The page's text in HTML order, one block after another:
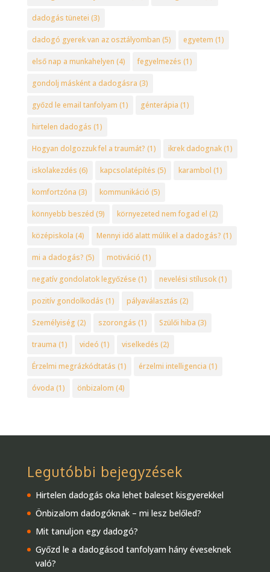
dadogás tünetei (3)
dadogó gyerek van az osztályomban (5) egyetem (1)
első nap a munkahelyen (4) fegyelmezés (1)
gondolj másként a dadogásra (3)
győzd le email tanfolyam (1) génterápia (1)
hirtelen dadogás (1)
Hogyan dolgozzuk fel a traumát? (1) ikrek dadognak(1)
iskolakezdés (6) kapcsolatépítés (5) karambol (1)
komfortzóna (3) kommunikáció (5)
könnyebb beszéd (9) környezeted nem fogad el (2)
középiskola (4) Mennyi idő alatt múlik el a dadogás? (1)
mi a dadogás? (5) motiváció (1)
negatív gondolatok legyőzése (1) nevelési stílusok(1)
pozitív gondolkodás (1) pályaválasztás (2)
Személyiség (2) szorongás (1) Szülői hiba (3)
trauma (1) videó (1) viselkedés (2)
Érzelmi megrázkódtatás (1) érzelmi intelligencia (1)
óvoda (1) önbizalom (4)
Legutóbbi bejegyzések
Hirtelen dadogás oka lehet baleset kisgyerekkel
Önbizalom dadogóknak – mi lesz belőled?
Mit tanuljon egy dadogó?
Győzd le a dadogásod tanfolyam hány éveseknek
való?